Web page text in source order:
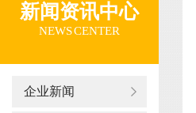
新闻资讯中心
NEWS CENTER
企业新闻